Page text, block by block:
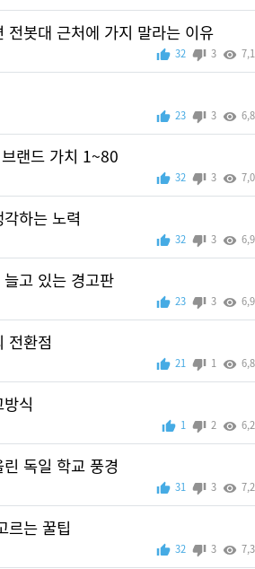
전봇대 근처에 가지 말라는 이유
32 3
23 3
랜드 가치 1~80
32 3
하는 노력
32 3
고 있는 경고판
23 3
전환점
21 1
식
1 2
독일 학교 풍경
31 3
르는 꿀팁
32 3